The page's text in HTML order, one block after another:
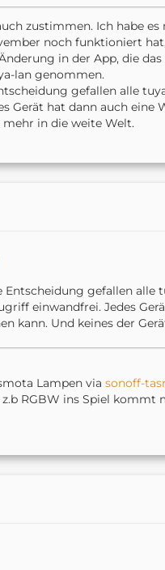
zustimmen. Ich habe
noch funktioniert
in der App, die
lan genommen.
gefallen alle
Gerät hat dann auch eine
mehr in die weite Welt.
gefallen alle
einwandfrei. Jedes
kann. Und keines der
Lampen via sonoff-
z.b RGBW ins Spiel